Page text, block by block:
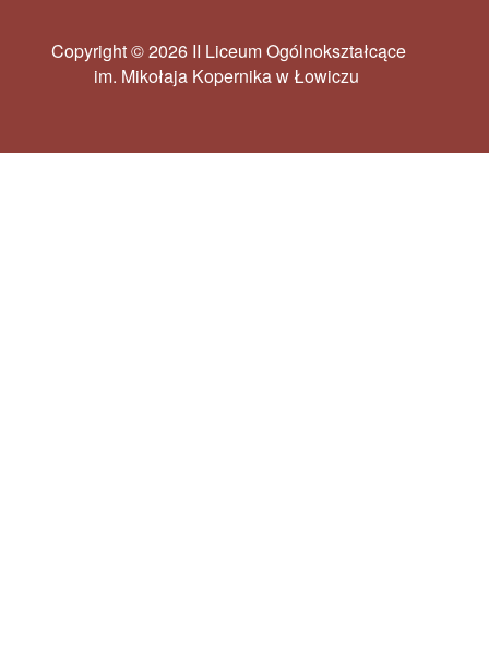
Copyright © 2026 II Liceum Ogólnokształcące
im. Mikołaja Kopernika w Łowiczu